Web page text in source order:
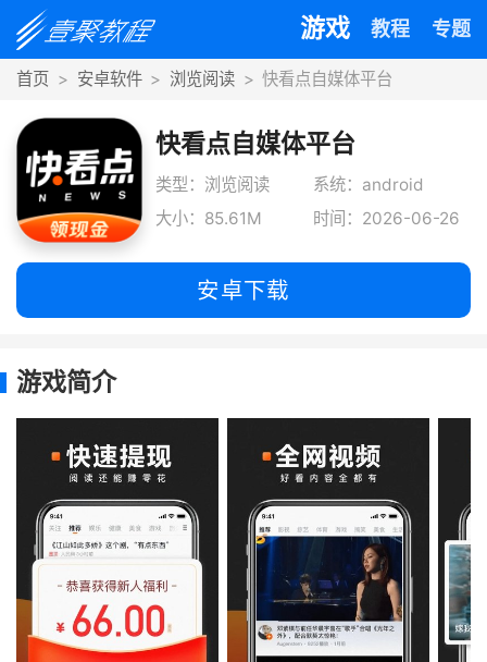
游戏 教程 专题
首页 安卓软件 浏览阅读 快看点自媒体平台
快看点自媒体平台
类型：浏览阅读
系统：android
大小：85.61M
时间：2026-06-26
安卓下载
游戏简介